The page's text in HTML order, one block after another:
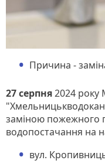
Причина -
27 серпня2024
заміною пожежного
водопостачання на
вул.